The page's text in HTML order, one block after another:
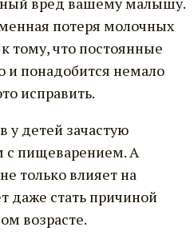
потеря молочных
тому, что постоянные
и понадобится немало
исправить.
у детей зачастую
с пищеварением. А
только влияет на
даже стать причиной
возрасте.